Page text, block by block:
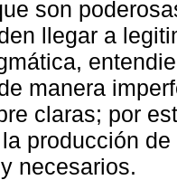
son
llegar a
manera
claras; por
producción
necesarios.